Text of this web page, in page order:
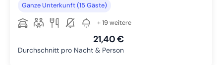
Ganze Unterkunft (15 Gäste)
+ 19 weitere
21,40 €
Durchschnitt pro Nacht & Person